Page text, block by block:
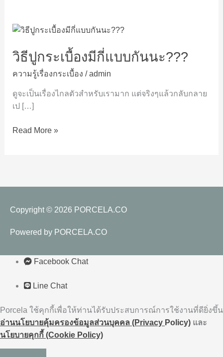
วิธีปูกระเบื้องมีกี่แบบกันนะ???
ความรู้เรื่องกระเบื้อง /admin
ดูจะเป็นเรื่องไกลตัวสำหรับเรามาก แต่จริงๆแล้วกลับกลาย
เป […]
วิธี
กระเบื้อง
กี่
แบบ
กัน
Read More »
Copyright © 2026 PORCELA.CO
Powered by PORCELA.CO
Facebook Chat
Line Chat
Porcela ใช้คุกกี้เพื่อให้ท่านได้รับประสบการณ์การใช้งานที่ดียิ่งขึ้น
อ่านนโยบายคุ้มครองข้อมูลส่วนบุคคล (Privacy Policy) และ
นโยบายคุกกี้ (Cookie Policy)